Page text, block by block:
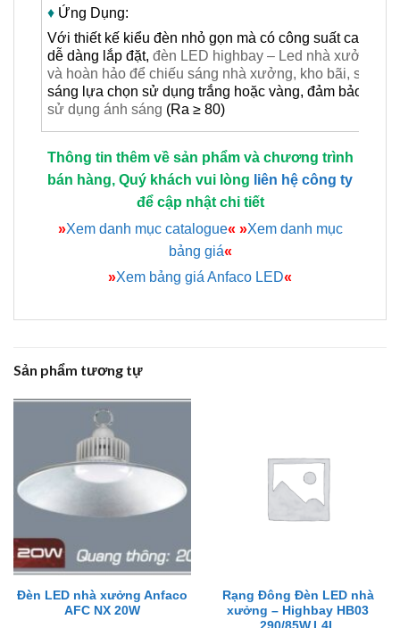
♦ Ứng Dụng:
Với thiết kế kiểu đèn nhỏ gọn mà có công suất cao, có
dễ dàng lắp đặt, đèn LED highbay – Led nhà xưởng
và hoàn hảo để chiếu sáng nhà xưởng, kho bãi, siêu
sáng lựa chọn sử dụng trắng hoặc vàng, đảm bảo
sử dụng ánh sáng (Ra ≥ 80)
Thông tin thêm về sản phẩm và chương trình
bán hàng, Quý khách vui lòng liên hệ công ty
để cập nhật chi tiết
»Xem danh mục catalogue« »Xem danh mục
bảng giá«
»Xem bảng giá Anfaco LED«
Sản phẩm tương tự
Đèn LED nhà xưởng Anfaco
AFC NX 20W
Rạng Đông Đèn LED nhà
xưởng – Highbay HB03